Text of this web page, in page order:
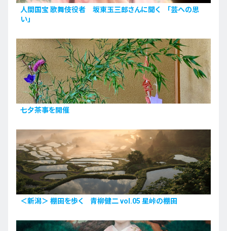
人間国宝 歌舞伎役者 坂東玉三郎さんに聞く 「芸への思
い」
七夕茶事を開催
＜新潟＞ 棚田を歩く 青柳健二 vol.05 星峠の棚田